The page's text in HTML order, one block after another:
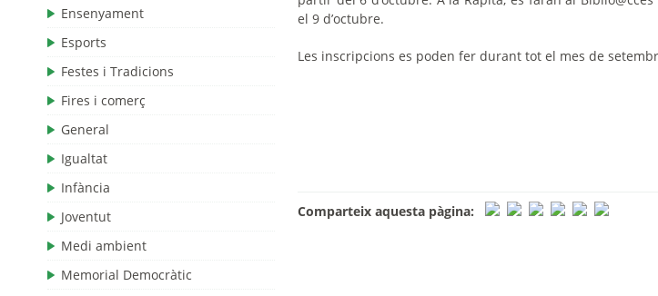
Ensenyament
Esports
Festes i Tradicions
Fires i comerç
General
Igualtat
Infància
Joventut
Medi ambient
Memorial Democràtic
el 9 d’octubre.
Les inscripcions es poden fer durant tot el mes de
Comparteix aquesta pàgina: